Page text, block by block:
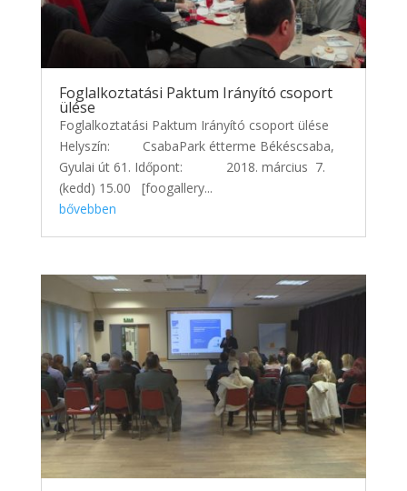
Foglalkoztatási Paktum Irányító csoport
ülése
Foglalkoztatási Paktum Irányító csoport ülése
Helyszín: CsabaPark étterme Békéscsaba,
Gyulai út 61. Időpont: 2018. március 7.
(kedd) 15.00 [foogallery...
bővebben